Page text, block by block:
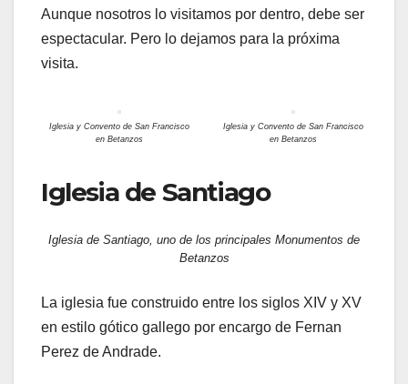
Aunque nosotros lo visitamos por dentro, debe ser
espectacular. Pero lo dejamos para la próxima
visita.
Iglesia y Convento de San Francisco
en Betanzos
Iglesia y Convento de San Francisco
en Betanzos
Iglesia de Santiago
Iglesia de Santiago, uno de los principales Monumentos de
Betanzos
La iglesia fue construido entre los siglos XIV y XV
en estilo gótico gallego por encargo de Fernan
Perez de Andrade.